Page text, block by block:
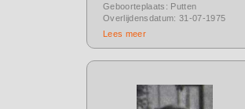
Geboorteplaats: Putten
Overlijdensdatum: 31-07-1975
Lees meer